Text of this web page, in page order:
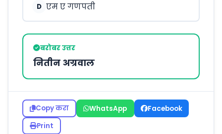
D एम ए गणपती
बरोबर उत्तर
नितीन अग्रवाल
Copy करा WhatsApp
Facebook
Print